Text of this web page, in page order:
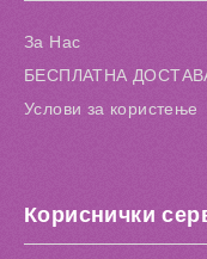
За Нас
БЕСПЛАТНА
Услови за користење
Кориснички